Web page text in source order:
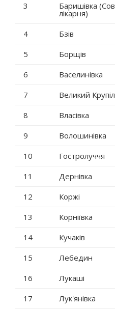
3
Баришівка
лікарня)
4 Бзів
5
Борщів
6
Васелинівка
7
Великий
8
Власівка
9
Волошинівка
10
Гостролуччя
11
Дернівка
12
Коржі
13
Корніївка
14
Кучаків
15
Лебедин
16
Лукаші
17
Лук'янівка